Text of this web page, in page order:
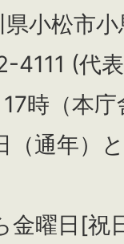
小松市小
4111 (代
時（本
（通年）と
金曜日[祝